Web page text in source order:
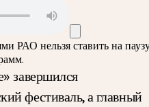
РАО нельзя ставить на
завершился
фестиваль, а главный